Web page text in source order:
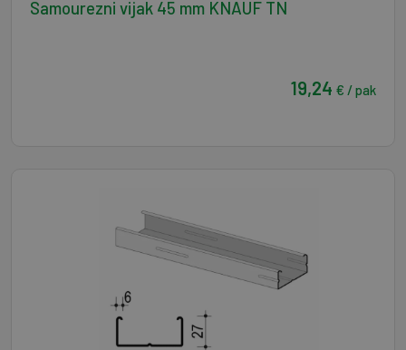
Samourezni vijak 45 mm KNAUF TN
19,24 € / pak